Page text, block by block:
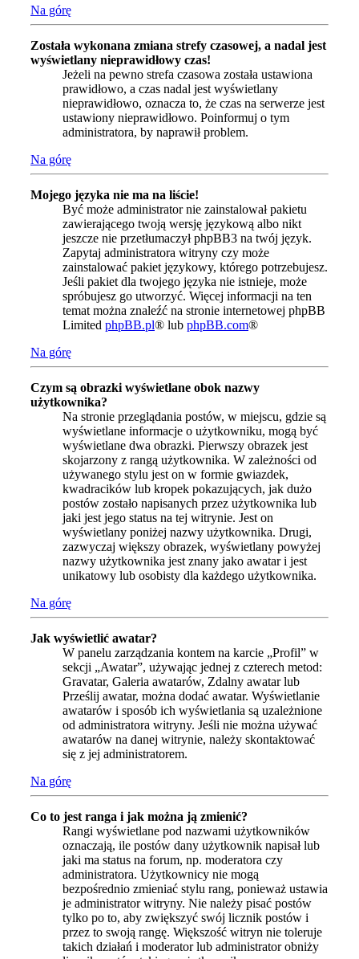
Na górę
Została wykonana zmiana strefy czasowej, a nadal jest
wyświetlany nieprawidłowy czas!
Jeżeli na pewno strefa czasowa została ustawiona
prawidłowo, a czas nadal jest wyświetlany
nieprawidłowo, oznacza to, że czas na serwerze jest
ustawiony nieprawidłowo. Poinformuj o tym
administratora, by naprawił problem.
Na górę
Mojego języka nie ma na liście!
Być może administrator nie zainstalował pakietu
zawierającego twoją wersję językową albo nikt
jeszcze nie przetłumaczył phpBB3 na twój język.
Zapytaj administratora witryny czy może
zainstalować pakiet językowy, którego potrzebujesz.
Jeśli pakiet dla twojego języka nie istnieje, może
spróbujesz go utworzyć. Więcej informacji na ten
temat można znaleźć na stronie internetowej phpBB
Limited phpBB.pl® lub phpBB.com®
Na górę
Czym są obrazki wyświetlane obok nazwy
użytkownika?
Na stronie przeglądania postów, w miejscu, gdzie są
wyświetlane informacje o użytkowniku, mogą być
wyświetlane dwa obrazki. Pierwszy obrazek jest
skojarzony z rangą użytkownika. W zależności od
używanego stylu jest on w formie gwiazdek,
kwadracików lub kropek pokazujących, jak dużo
postów zostało napisanych przez użytkownika lub
jaki jest jego status na tej witrynie. Jest on
wyświetlany poniżej nazwy użytkownika. Drugi,
zazwyczaj większy obrazek, wyświetlany powyżej
nazwy użytkownika jest znany jako awatar i jest
unikatowy lub osobisty dla każdego użytkownika.
Na górę
Jak wyświetlić awatar?
W panelu zarządzania kontem na karcie „Profil” w
sekcji „Awatar”, używając jednej z czterech metod:
Gravatar, Galeria awatarów, Zdalny awatar lub
Prześlij awatar, można dodać awatar. Wyświetlanie
awatarów i sposób ich wyświetlania są uzależnione
od administratora witryny. Jeśli nie można używać
awatarów na danej witrynie, należy skontaktować
się z jej administratorem.
Na górę
Co to jest ranga i jak można ją zmienić?
Rangi wyświetlane pod nazwami użytkowników
oznaczają, ile postów dany użytkownik napisał lub
jaki ma status na forum, np. moderatora czy
administratora. Użytkownicy nie mogą
bezpośrednio zmieniać stylu rang, ponieważ ustawia
je administrator witryny. Nie należy pisać postów
tylko po to, aby zwiększyć swój licznik postów i
przez to swoją rangę. Większość witryn nie toleruje
takich działań i moderator lub administrator obniży